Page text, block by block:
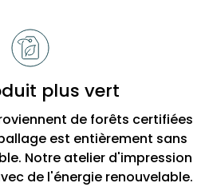
plus vert
de forêts certifiées
est entièrement sans
Notre atelier d'impression
de l'énergie renouvelable.